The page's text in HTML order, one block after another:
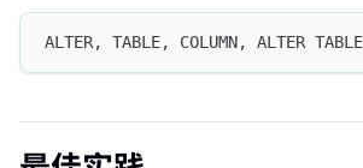
ALTER, TABLE, COLUMN, ALTER TABLE